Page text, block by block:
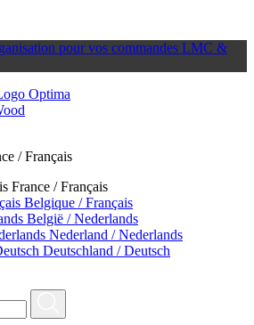
pour vos commandes LMC &
/ Français
France / Français
Belgique / Français
België / Nederlands
Nederland / Nederlands
Deutschland / Deutsch